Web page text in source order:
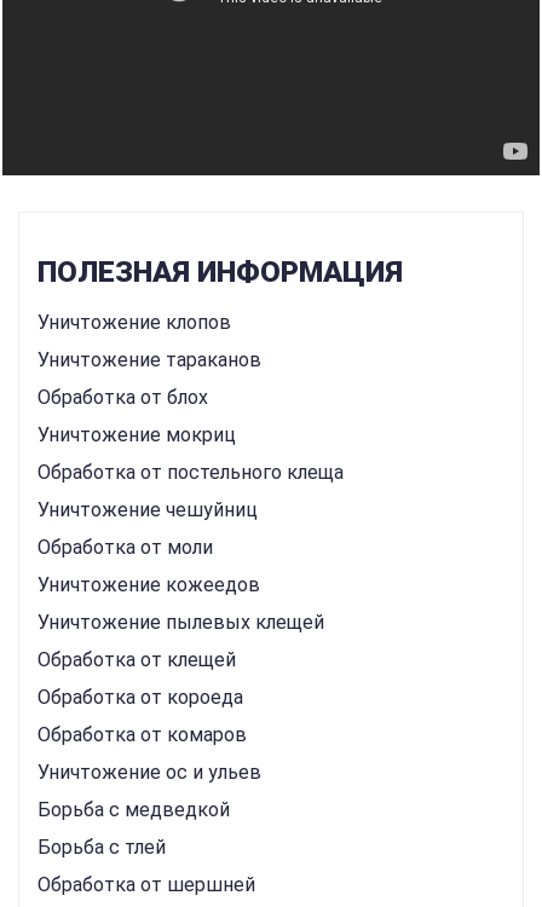
ПОЛЕЗНАЯ ИНФОРМАЦИЯ
Уничтожение клопов
Уничтожение тараканов
Обработка от блох
Уничтожение мокриц
Обработка от постельного клеща
Уничтожение чешуйниц
Обработка от моли
Уничтожение кожеедов
Уничтожение пылевых клещей
Обработка от клещей
Обработка от короеда
Обработка от комаров
Уничтожение ос и ульев
Борьба с медведкой
Борьба с тлей
Обработка от шершней